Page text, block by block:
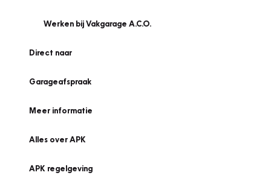
Werken bij Vakgarage A.C.O.
Direct naar
Garageafspraak
Meer informatie
Alles over APK
APK regelgeving